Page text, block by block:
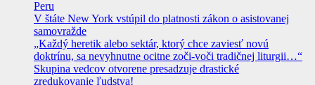
Peru
V štáte New York vstúpil do platnosti zákon o asistovanej
samovražde
„Každý heretik alebo sektár, ktorý chce zaviesť novú
doktrínu, sa nevyhnutne ocitne zoči-voči tradičnej liturgii…“
Skupina vedcov otvorene presadzuje drastické
zredukovanie ľudstva!